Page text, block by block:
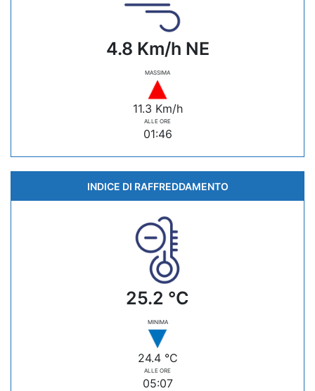
4.8 Km/h NE
MASSIMA
11.3 Km/h
ALLE ORE
01:46
INDICE DI RAFFREDDAMENTO
25.2 °C
MINIMA
24.4 °C
ALLE ORE
05:07